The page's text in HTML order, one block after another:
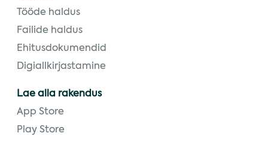
Tööde haldus
Failide haldus
Ehitusdokumendid
Digiallkirjastamine
Lae alla rakendus
App Store
Play Store